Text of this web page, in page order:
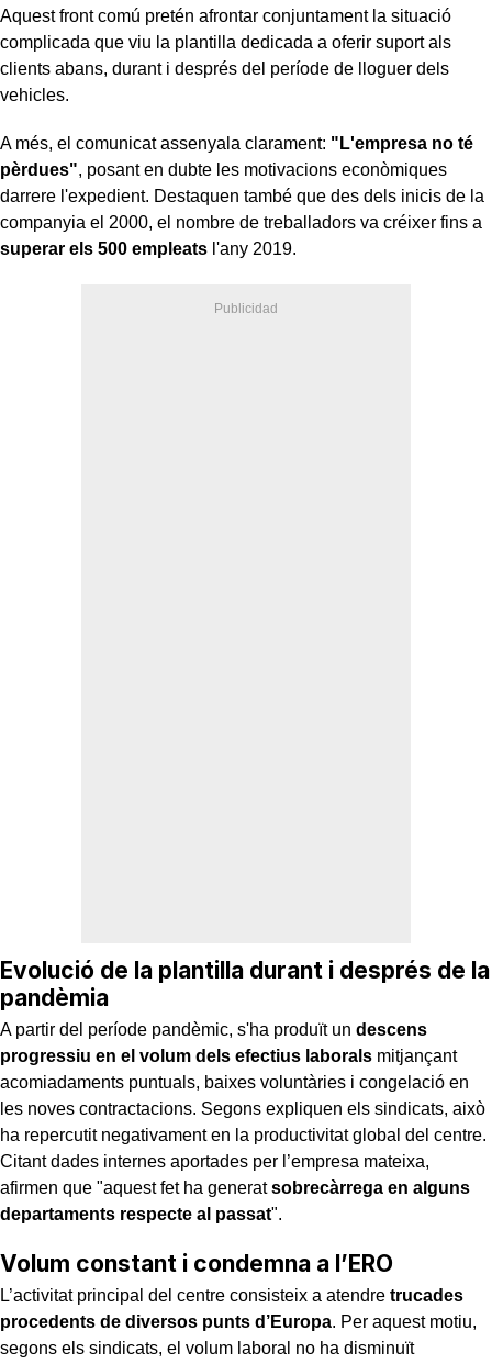
Aquest front comú pretén afrontar conjuntament la situació
complicada que viu la plantilla dedicada a oferir suport als
clients abans, durant i després del període de lloguer dels
vehicles.
A més, el comunicat assenyala clarament: "L'empresa no té
pèrdues", posant en dubte les motivacions econòmiques
darrere l'expedient. Destaquen també que des dels inicis de la
companyia el 2000, el nombre de treballadors va créixer fins a
superar els 500 empleats l'any 2019.
Evolució de la plantilla durant i després de la
pandèmia
A partir del període pandèmic, s'ha produït un descens
progressiu en el volum dels efectius laborals mitjançant
acomiadaments puntuals, baixes voluntàries i congelació en
les noves contractacions. Segons expliquen els sindicats, això
ha repercutit negativament en la productivitat global del centre.
Citant dades internes aportades per l’empresa mateixa,
afirmen que "aquest fet ha generatsobrecàrrega en alguns
departaments respecte al passat".
Volum constant i condemna a l’ERO
L’activitat principal del centre consisteix a atendre trucades
procedents de diversos punts d’Europa. Per aquest motiu,
segons els sindicats, el volum laboral no ha disminuït